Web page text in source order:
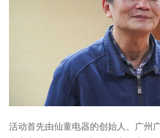
活动首先由仙童电器的创始人、广州